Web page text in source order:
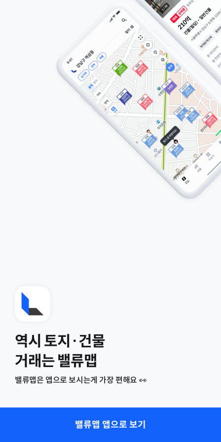
역시 토지·건물
거래는 밸류맵
밸류맵은 앱으로 보시는게 가장 편해요 👀
밸류맵 앱으로 보기